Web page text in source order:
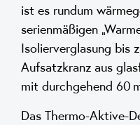
ist es rundum
serienmäßigen
Isolierverglasung bis
Aufsatzkranz aus
mit durchgehend 60
Das Thermo-Aktive-